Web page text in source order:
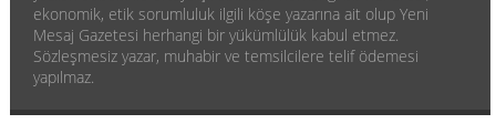
ekonomik, etik sorumluluk ilgili köşe yazarına ait olup Yeni
Mesaj Gazetesi herhangi bir yükümlülük kabul etmez.
Sözleşmesiz yazar, muhabir ve temsilcilere telif ödemesi
yapılmaz.